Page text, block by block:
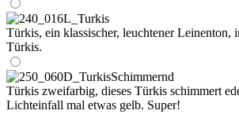
Türkis, ein klassischer, leuchtener Leinenton,
Türkis.
Türkis zweifarbig, dieses Türkis schimmert
Lichteinfall mal etwas gelb. Super!